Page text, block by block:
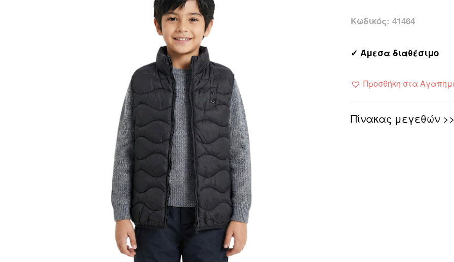
Κωδικός: 41464
✓ Άμεσα διαθέσιμο
Προσθήκη στα
Πίνακας μεγεθών >>